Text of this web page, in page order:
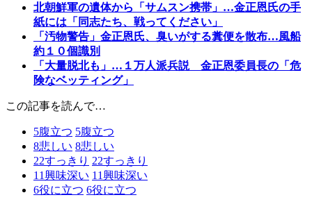
北朝鮮軍の遺体から「サムスン携帯」…金正恩氏の手
紙には「同志たち、戦ってください」
「汚物警告」金正恩氏、臭いがする糞便を散布…風船
約１０個識別
「大量脱北も」…１万人派兵説 金正恩委員長の「危
険なベッティング」
この記事を読んで…
5腹立つ 5腹立つ
8悲しい 8悲しい
22すっきり 22すっきり
11興味深い 11興味深い
6役に立つ 6役に立つ